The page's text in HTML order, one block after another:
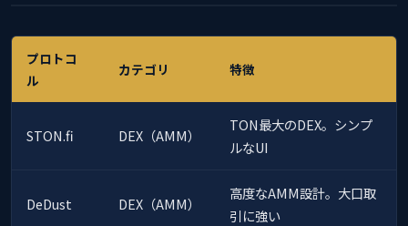
プロトコ
ル
カテゴリ 特徴
STON.fi DEX（AMM）
TON最大のDEX。シンプ
ルなUI
DeDust DEX（AMM）
高度なAMM設計。大口取
引に強い